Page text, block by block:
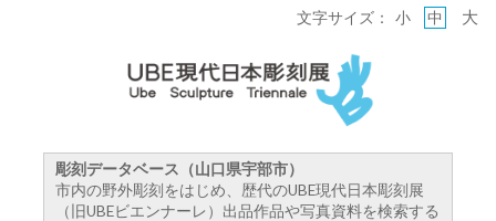
彫刻データベース（山口県宇部市）
市内の野外彫刻をはじめ、歴代のUBE現代日本彫刻展
（旧UBEビエンナーレ）出品作品や写真資料を検索する
文字サイズ： 小 中 大